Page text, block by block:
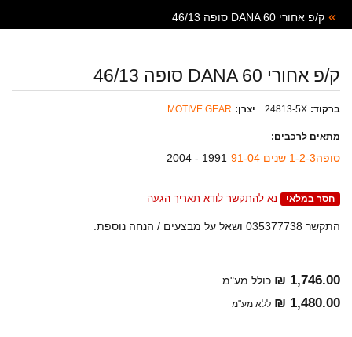
ק/פ אחורי DANA 60 סופה 46/13
ק/פ אחורי DANA 60 סופה 46/13
ברקוד: 24813-5X יצרן: MOTIVE GEAR
מתאים לרכבים:
סופה1-2-3 שנים 91-04 1991 - 2004
חסר במלאי נא להתקשר לודא תאריך הגעה
התקשר 035377738 ושאל על מבצעים / הנחה נוספת.
1,746.00 ₪ כולל מע"מ
1,480.00 ₪ ללא מע"מ